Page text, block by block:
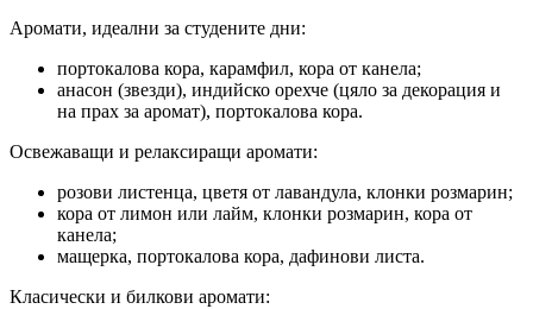
Аромати, идеални за студените дни:
портокалова кора, карамфил, кора от канела;
анасон (звезди), индийско орехче (цяло за декорация и
на прах за аромат), портокалова кора.
Освежаващи и релаксиращи аромати:
розови листенца, цветя от лавандула, клонки розмарин;
кора от лимон или лайм, клонки розмарин, кора от
канела;
мащерка, портокалова кора, дафинови листа.
Класически и билкови аромати: